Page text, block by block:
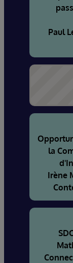
Paul
la
Irène